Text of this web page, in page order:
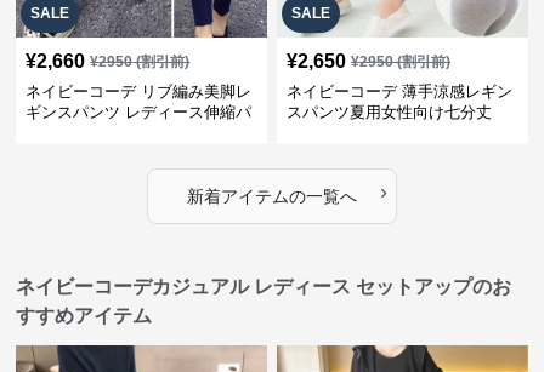
SALE
¥2,660 ¥2950(割引前)
ネイビーコーデ リブ編み美脚レ
ギンスパンツ レディース伸縮パ
SALE
¥2,650 ¥2950(割引前)
ネイビーコーデ 薄手涼感レギン
スパンツ夏用女性向け七分丈
新着アイテムの一覧へ ›
ネイビーコーデカジュアル レディース セットアップのお
すすめアイテム